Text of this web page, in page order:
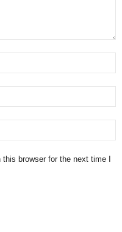
browser for the next time I